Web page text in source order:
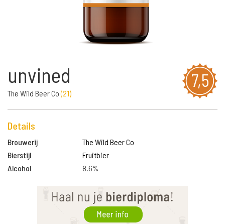
7,5
unvined
The Wild Beer Co(21)
Details
Brouwerij
The Wild Beer Co
Bierstijl
Fruitbier
Alcohol
8.6%